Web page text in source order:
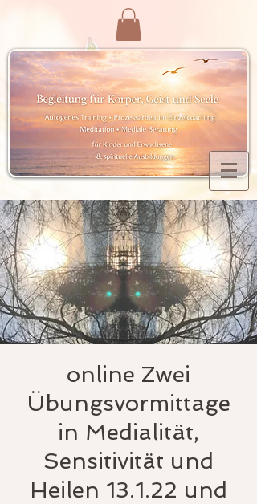
online Zwei
Übungsvormittage
in Medialität,
Sensitivität und
Heilen 13.1.22 und